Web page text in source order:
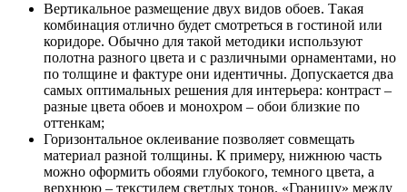
Вертикальное размещение двух видов обоев. Такая
комбинация отлично будет смотреться в гостиной или
коридоре. Обычно для такой методики используют
полотна разного цвета и с различными орнаментами, но
по толщине и фактуре они идентичны. Допускается два
самых оптимальных решения для интерьера: контраст –
разные цвета обоев и монохром – обои близкие по
оттенкам;
Горизонтальное оклеивание позволяет совмещать
материал разной толщины. К примеру, нижнюю часть
можно оформить обоями глубокого, темного цвета, а
верхнюю – текстилем светлых тонов. «Границу» между